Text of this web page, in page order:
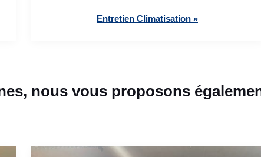
Entretien Climatisation »
nous vous proposons